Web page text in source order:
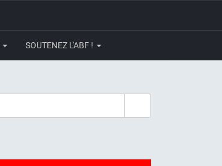
SOUTENEZ L'ABF !